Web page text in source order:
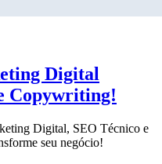
Digital
Copywriting!
Digital, SEO Técnico e
seu negócio!